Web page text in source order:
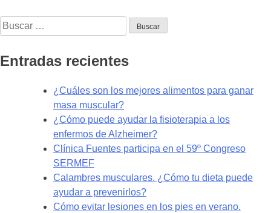
Buscar:
Entradas recientes
¿Cuáles son los mejores alimentos para ganar
masa muscular?
¿Cómo puede ayudar la fisioterapia a los
enfermos de Alzheimer?
Clínica Fuentes participa en el 59º Congreso
SERMEF
Calambres musculares. ¿Cómo tu dieta puede
ayudar a prevenirlos?
Cómo evitar lesiones en los pies en verano.